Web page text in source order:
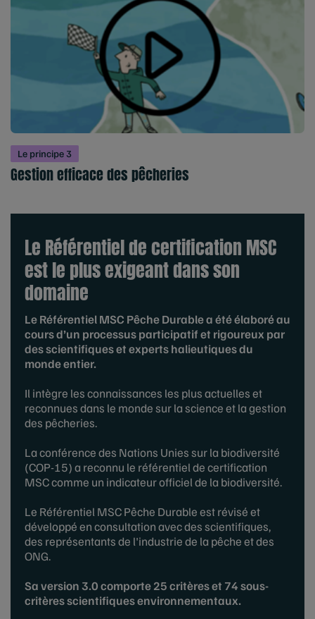
Le principe 3
Gestion efficace des pêcheries
Le Référentiel de certification MSC
est le plus exigeant dans son
domaine
Le Référentiel MSC Pêche Durable a été élaboré au
cours d’un processus participatif et rigoureux par
des scientifiques et experts halieutiques du
monde entier.
Il intègre les connaissances les plus actuelles et
reconnues dans le monde sur la science et la gestion
des pêcheries.
La conférence des Nations Unies sur la biodiversité
(COP-15) a reconnu le référentiel de certification
MSC comme un indicateur officiel de la biodiversité.
Le Référentiel MSC Pêche Durable est révisé et
développé en consultation avec des scientifiques,
des représentants de l'industrie de la pêche et des
ONG.
Sa version 3.0 comporte 25 critères et 74 sous-
critères scientifiques environnementaux.